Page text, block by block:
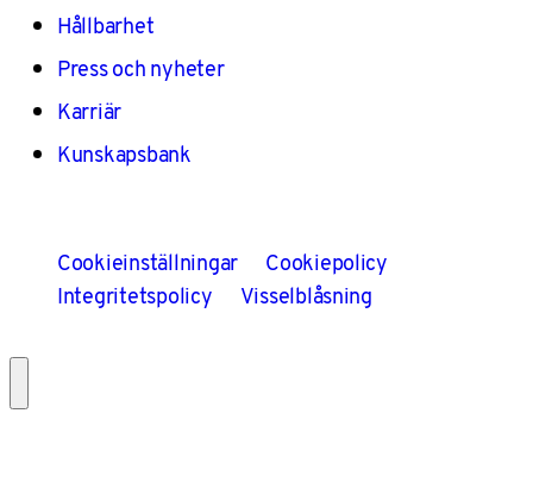
Hållbarhet
Press och nyheter
Karriär
Kunskapsbank
Cookieinställningar
Cookiepolicy
Integritetspolicy
Visselblåsning